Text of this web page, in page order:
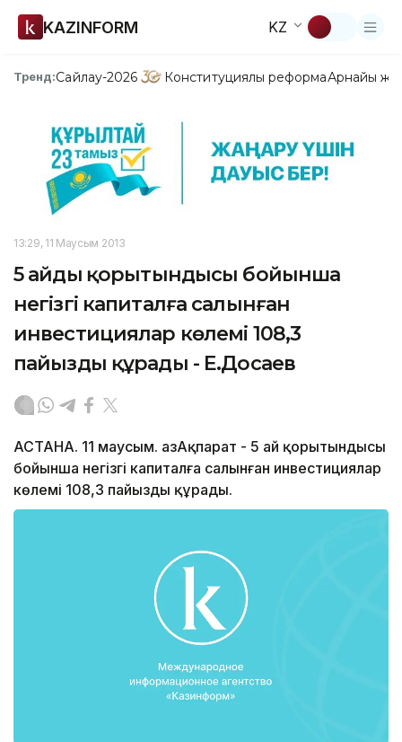
KAZINFORM KZ
Тренд:Сайлау-2026 Конституциялық реформаАрнайы
13:29, 11 Маусым 2013
5 айдың қорытындысы бойынша
негізгі капиталға салынған
инвестициялар көлемі 108,3
пайызды құрады - Е.Досаев
АСТАНА. 11 маусым. ҚазАқпарат - 5 ай қорытындысы
бойынша негізгі капиталға салынған инвестициялар
көлемі 108,3 пайызды құрады.